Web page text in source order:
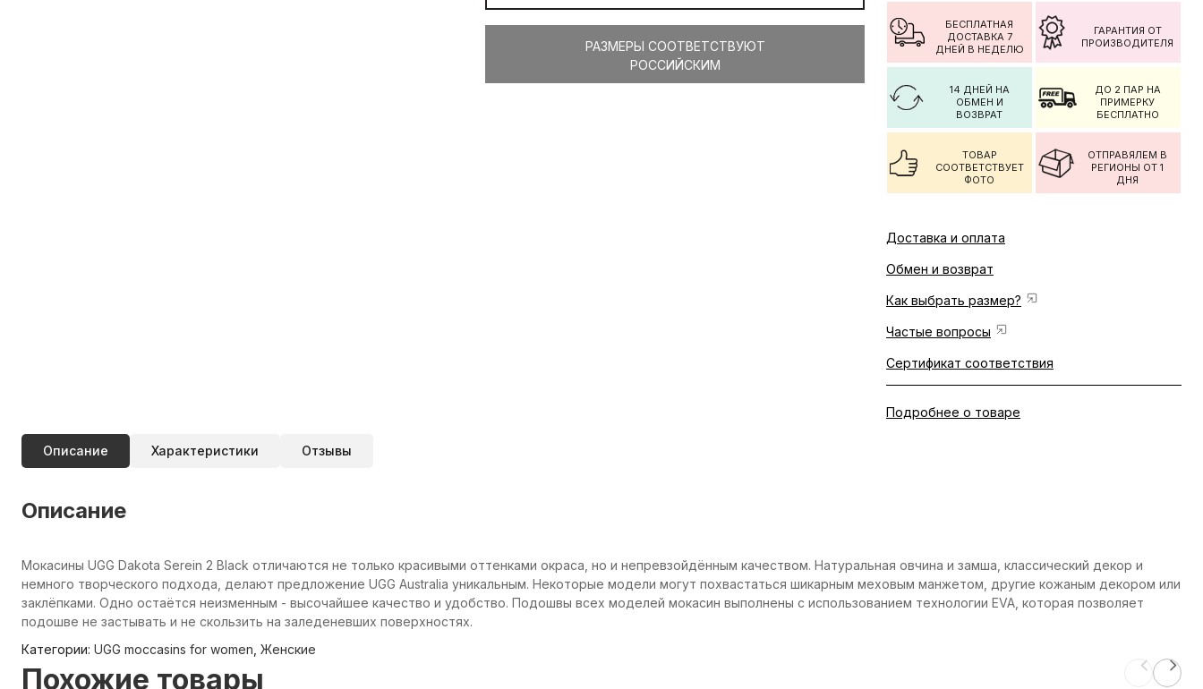
РАЗМЕРЫ СООТВЕТСТВУЮТ
РОССИЙСКИМ
БЕСПЛАТНАЯ
ДОСТАВКА 7
ДНЕЙ В НЕДЕЛЮ
ГАРАНТИЯ ОТ
ПРОИЗВОДИТЕЛЯ
14 ДНЕЙ НА
ОБМЕН И
ВОЗВРАТ
ДО 2 ПАР НА
ПРИМЕРКУ
БЕСПЛАТНО
ТОВАР
СООТВЕТСТВУЕТ
ФОТО
ОТПРАВЯЛЕМ В
РЕГИОНЫ ОТ 1
ДНЯ
Доставка и оплата
Обмен и возврат
Как выбрать размер?
Частые вопросы
Сертификат соответствия
Подробнее о товаре
Описание Характеристики Отзывы
Описание
Мокасины UGG Dakota Serein 2 Black отличаются не только красивыми оттенками окраса, но и непревзойдённым качеством. Натуральная овчина и замша, классический декор и
немного творческого подхода, делают предложение UGG Australia уникальным. Некоторые модели могут похвастаться шикарным меховым манжетом, другие кожаным декором или
заклёпками. Одно остаётся неизменным - высочайшее качество и удобство. Подошвы всех моделей мокасин выполнены с использованием технологии EVA, которая позволяет
подошве не застывать и не скользить на заледеневших поверхностях.
Категории: UGG moccasins for women Женские
Похожие товары